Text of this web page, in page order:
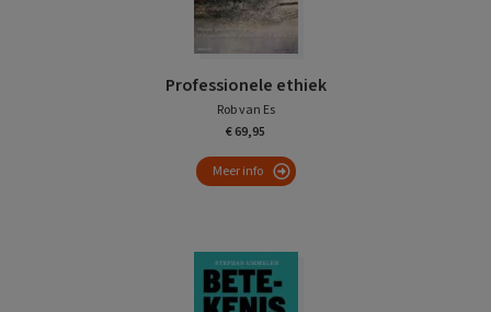
Professionele ethiek
Rob van Es
€ 69,95
Meer info